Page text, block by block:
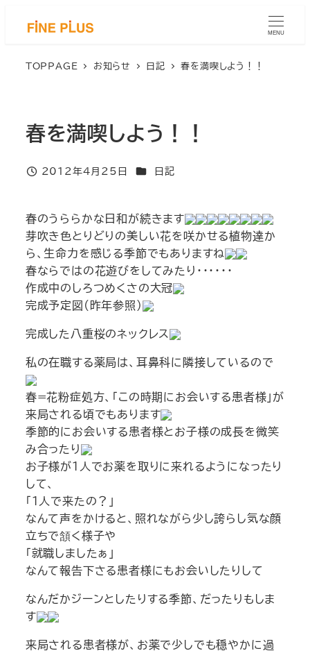
MENU
TOPPAGE お知らせ 日記 春を満喫しよう！！
春を満喫しよう！！
投稿日
2012年4月25日 カテゴリー
日記
春のうららかな日和が続きます
芽吹き色とりどりの美しい花を咲かせる植物達か
ら、生命力を感じる季節でもありますね
春ならではの花遊びをしてみたり・・・・・・
作成中のしろつめくさの大冠
完成予定図(昨年参照)
完成した八重桜のネックレス
私の在職する薬局は、耳鼻科に隣接しているので
春=花粉症処方、「この時期にお会いする患者様」が
来局される頃でもあります
季節的にお会いする患者様とお子様の成長を微笑
み合ったり
お子様が１人でお薬を取りに来れるようになったり
して、
「１人で来たの？」
なんて声をかけると、照れながら少し誇らし気な顔
立ちで頷く様子や
「就職しましたぁ」
なんて報告下さる患者様にもお会いしたりして
なんだかジーンとしたりする季節、だったりもしま
す
来局される患者様が、お薬で少しでも穏やかに過